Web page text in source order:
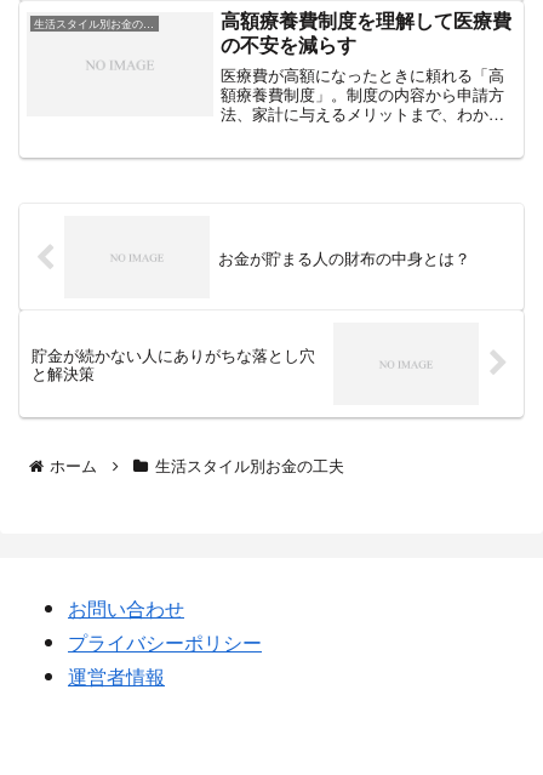
た</h2><p>まず最も実感したのは、財布
が驚くほど軽くなることでした。小銭や
複数の紙幣を持ち歩く必要がなくなり、
ミニ財布やスマホだけで出かけられるよ
うになりました。荷物が減るだけで、外
出の億劫さが軽減し、身軽に動ける感覚
があります。</p><h2>2. 支出の可視化で
金派の頃はレシート管理や家計簿への転
プリに自動で履歴が残るため、支出の把
握が簡単になりました。月末に振り返る
が大きい</h2><p>キャッシュレス決済の
魅力は、なんといってもポイント還元で
す。現金では得られなかった「数％の還
千円、年間では1万円以上の節約につなが
こそキャッシュレスとの相性が良く、効
率的にポイントを貯めることができま
アプリで一目でわかるため、予算管理が
以前より簡単になりました。</p><h2>5.
生活スタイル別お金の工夫
高額療養費制度を理解して医療費
の不安を減らす
医療費が高額になったときに頼れる「高
額療養費制度」。制度の内容から申請方
法、家計に与えるメリットまで、わかり
お金が貯まる人の財布の中身とは？
貯金が続かない人にありがちな落とし穴
と解決策
ホーム 生活スタイル別お金の工夫
お問い合わせ
プライバシーポリシー
運営者情報